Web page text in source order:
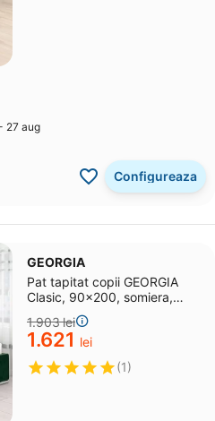
27 aug
Configureaza
GEORGIA
Pat tapitat copii GEORGIA
Clasic, 90x200, somiera,
Catifea Verde
1.903lei
1.621 lei
(1)